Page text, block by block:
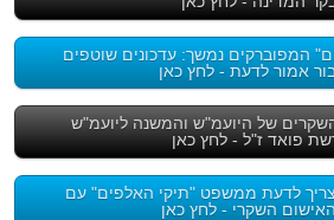
המפוברקים נמשך: עדכונים שוטפים
אמור לדעת - לחץ כאן
של היועמ"ש והמשנה ליועמ"ש
פואד ז"ל - לחץ כאן
לדעת ממשפט "תיקי האלפים" עם
השקרי - לחץ כאן